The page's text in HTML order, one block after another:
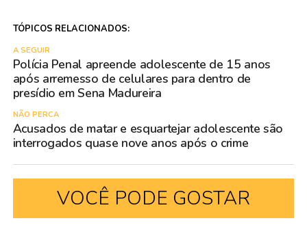
TÓPICOS RELACIONADOS:
A SEGUIR
Polícia Penal apreende adolescente de 15 anos
após arremesso de celulares para dentro de
presídio em Sena Madureira
NÃO PERCA
Acusados de matar e esquartejar adolescente são
interrogados quase nove anos após o crime
VOCÊ PODE GOSTAR